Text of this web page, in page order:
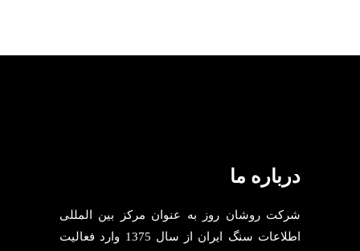
درباره ما
شرکت روشان روز به عنوان مرکز بین المللی
اطلاعات سنگ ایران از سال 1375 وارد فعالیت